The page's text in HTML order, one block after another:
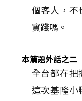
個客人，不
實踐嗎。
本篇題外話之二
全台都在把
這次基隆小